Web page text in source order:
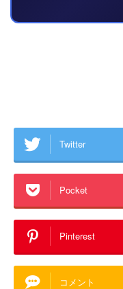
Twitter
Pocket
Pinterest
コメント